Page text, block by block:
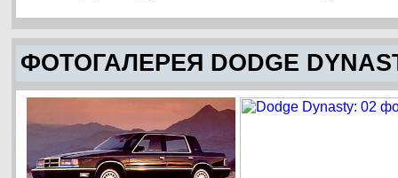
ФОТОГАЛЕРЕЯ DODGE